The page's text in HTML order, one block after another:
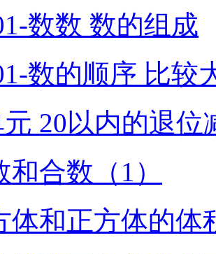
数数 数的组成
数的顺序 比较
20以内的退位
和合数（1）
体和正方体的体